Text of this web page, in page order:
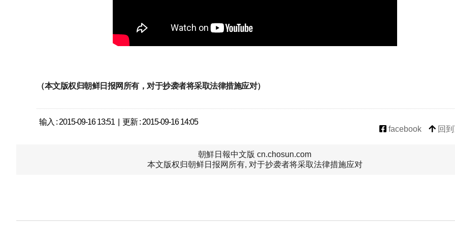
（本文版权归朝鲜日报网所有，对于抄袭者将采取法律措施应对）
输入 : 2015-09-16 13:51 | 更新 : 2015-09-16 14:05
facebook
回
朝鮮日報中文版 cn.chosun.com
本文版权归朝鲜日报网所有, 对于抄袭者将采取法律措施应对